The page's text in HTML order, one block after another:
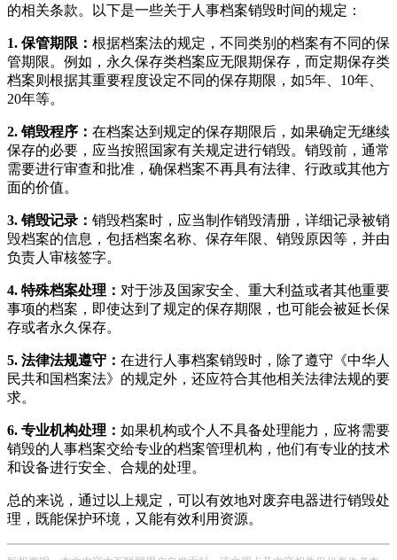
的相关条款。以下是一些关于人事档案销毁时间的规定：
1. 保管期限： 根据档案法的规定，不同类别的档案有不同的保
管期限。例如，永久保存类档案应无限期保存，而定期保存类
档案则根据其重要程度设定不同的保存期限，如5年、10年、
20年等。
2. 销毁程序： 在档案达到规定的保存期限后，如果确定无继续
保存的必要，应当按照国家有关规定进行销毁。销毁前，通常
需要进行审查和批准，确保档案不再具有法律、行政或其他方
面的价值。
3. 销毁记录： 销毁档案时，应当制作销毁清册，详细记录被销
毁档案的信息，包括档案名称、保存年限、销毁原因等，并由
负责人审核签字。
4. 特殊档案处理： 对于涉及国家安全、重大利益或者其他重要
事项的档案，即使达到了规定的保存期限，也可能会被延长保
存或者永久保存。
5. 法律法规遵守： 在进行人事档案销毁时，除了遵守《中华人
民共和国档案法》的规定外，还应符合其他相关法律法规的要
求。
6. 专业机构处理： 如果机构或个人不具备处理能力，应将需要
销毁的人事档案交给专业的档案管理机构，他们有专业的技术
和设备进行安全、合规的处理。
总的来说，通过以上规定，可以有效地对废弃电器进行销毁处
理，既能保护环境，又能有效利用资源。